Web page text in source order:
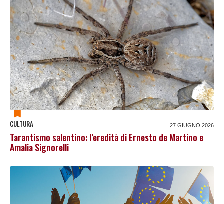
CULTURA 27 GIUGNO 2026
Tarantismo salentino: l’eredità di Ernesto de Martino e
Amalia Signorelli